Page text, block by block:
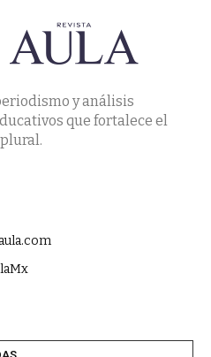
y análisis
que fortalece el